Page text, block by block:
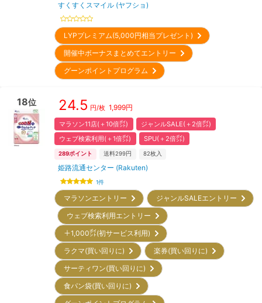
すくすくスマイル (ヤフショ)
LYPプレミアム(5,000円相当プレゼント)
開催中ボーナスまとめてエントリー
グーンポイントプログラム
18位 24.5 円/枚 1,999円
マラソン11店(＋10倍㌽)
ジャンルSALE(＋2倍㌽)
ウェブ検索利用(＋1倍㌽)
SPU(＋2倍㌽)
289ポイント 送料299円 82枚入
姫路流通センター (Rakuten)
1件
マラソンエントリー
ジャンルSALEエントリー
ウェブ検索利用エントリー
＋1,000㌽(初サービス利用)
ラクマ(買い回りに)
楽券(買い回りに)
サーティワン(買い回りに)
食パン袋(買い回りに)